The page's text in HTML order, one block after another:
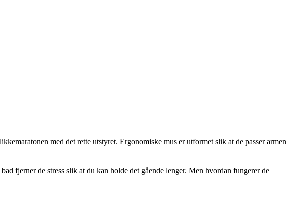
med det rette utstyret. Ergonomiske mus er utformet slik at de passer armen
fjerner de stress slik at du kan holde det gående lenger. Men hvordan fungerer de